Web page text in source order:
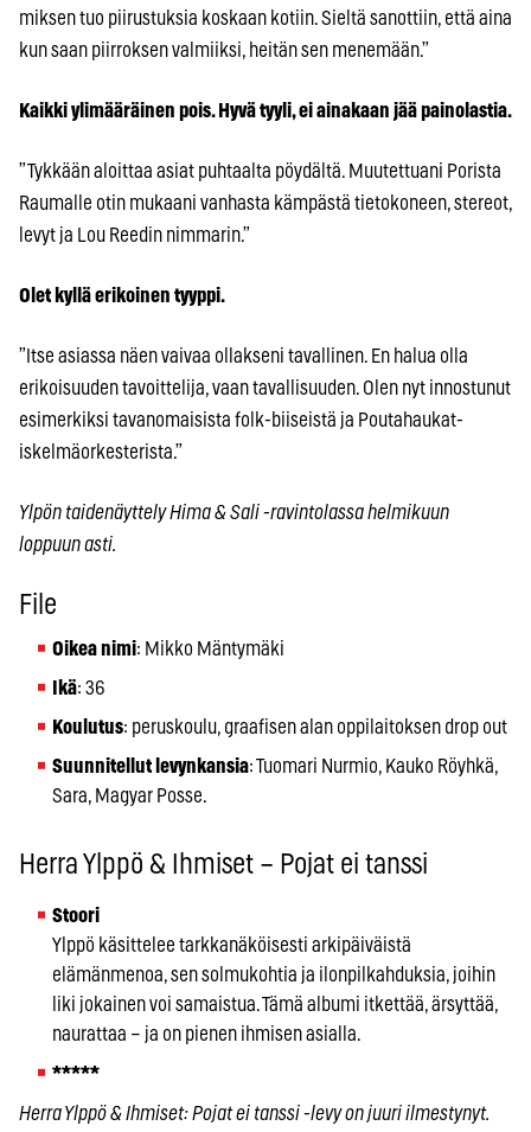
miksen tuo piirustuksia koskaan kotiin. Sieltä sanottiin, että aina
kun saan piirroksen valmiiksi, heitän sen menemään.”
Kaikki ylimääräinen pois. Hyvä tyyli, ei ainakaan jää painolastia.
”Tykkään aloittaa asiat puhtaalta pöydältä. Muutettuani Porista
Raumalle otin mukaani vanhasta kämpästä tietokoneen, stereot,
levyt ja Lou Reedin nimmarin.”
Olet kyllä erikoinen tyyppi.
”Itse asiassa näen vaivaa ollakseni tavallinen. En halua olla
erikoisuuden tavoittelija, vaan tavallisuuden. Olen nyt innostunut
esimerkiksi tavanomaisista folk-biiseistä ja Poutahaukat-
iskelmäorkesterista.”
Ylpön taidenäyttely Hima & Sali -ravintolassa helmikuun
loppuun asti.
File
Oikea nimi: Mikko Mäntymäki
Ikä: 36
Koulutus: peruskoulu, graafisen alan oppilaitoksen drop out
Suunnitellut levynkansia: Tuomari Nurmio, Kauko Röyhkä,
Sara, Magyar Posse.
Herra Ylppö & Ihmiset – Pojat ei tanssi
Stoori
Ylppö käsittelee tarkkanäköisesti arkipäiväistä
elämänmenoa, sen solmukohtia ja ilonpilkahduksia, joihin
liki jokainen voi samaistua. Tämä albumi itkettää, ärsyttää,
naurattaa – ja on pienen ihmisen asialla.
*****
Herra Ylppö & Ihmiset: Pojat ei tanssi -levy on juuri ilmestynyt.